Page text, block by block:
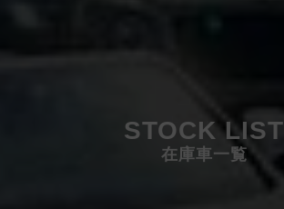
STOCK LIST
在庫車一覧